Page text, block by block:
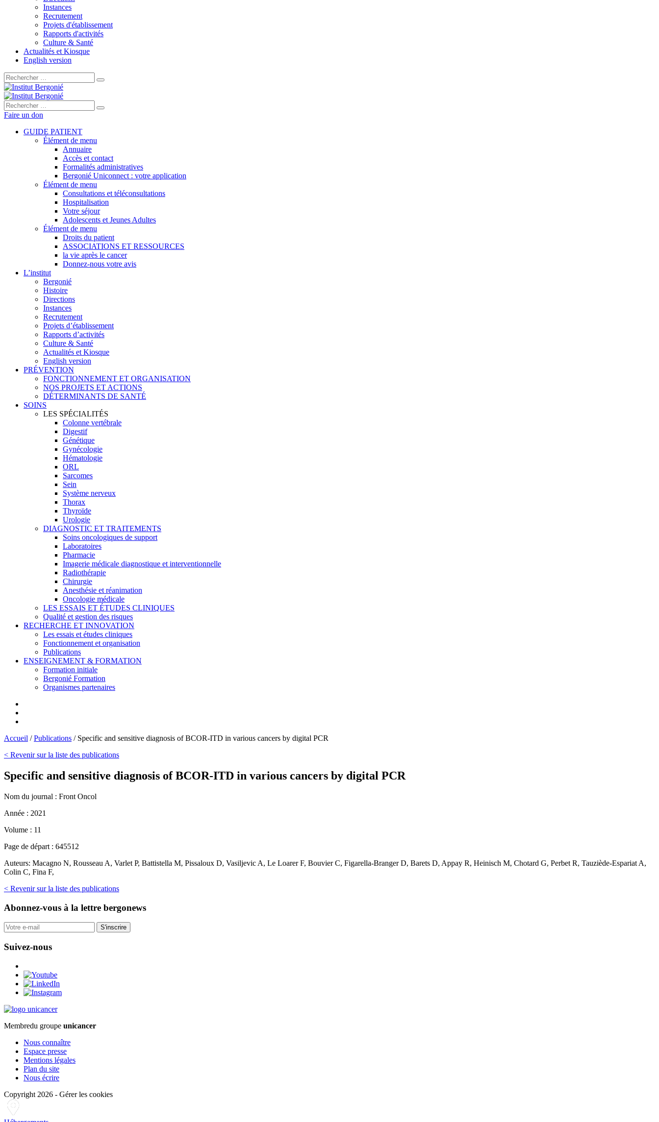
Instances
Recrutement
Projets d'établissement
Rapports d'activités
Culture & Santé
Actualités et Kiosque
English version
Rechercher :
Rechercher :
Faire un don
GUIDE PATIENT
Élément de menu
Annuaire
Accès et contact
Formalités administratives
Bergonié Uniconnect : votre application
Élément de menu
Consultations et téléconsultations
Hospitalisation
Votre séjour
Adolescents et Jeunes Adultes
Élément de menu
Droits du patient
ASSOCIATIONS ET RESSOURCES
la vie après le cancer
Donnez-nous votre avis
L’institut
Bergonié
Histoire
Directions
Instances
Recrutement
Projets d’établissement
Rapports d’activités
Culture & Santé
Actualités et Kiosque
English version
PRÉVENTION
FONCTIONNEMENT ET ORGANISATION
NOS PROJETS ET ACTIONS
DÉTERMINANTS DE SANTÉ
SOINS
LES SPÉCIALITÉS
Colonne vertébrale
Digestif
Génétique
Gynécologie
Hématologie
ORL
Sarcomes
Sein
Système nerveux
Thorax
Thyroïde
Urologie
DIAGNOSTIC ET TRAITEMENTS
Soins oncologiques de support
Laboratoires
Pharmacie
Imagerie médicale diagnostique et interventionnelle
Radiothérapie
Chirurgie
Anesthésie et réanimation
Oncologie médicale
LES ESSAIS ET ÉTUDES CLINIQUES
Qualité et gestion des risques
RECHERCHE ET INNOVATION
Les essais et études cliniques
Fonctionnement et organisation
Publications
ENSEIGNEMENT & FORMATION
Formation initiale
Bergonié Formation
Organismes partenaires
Accueil /Publications / Specific and sensitive diagnosis of BCOR-ITD in various cancers by digital PCR
< Revenir sur la liste des publications
Specific and sensitive diagnosis of BCOR-ITD in various cancers by digital PCR
Nom du journal : Front Oncol
Année : 2021
Volume : 11
Page de départ : 645512
Auteurs: Macagno N, Rousseau A, Varlet P, Battistella M, Pissaloux D, Vasiljevic A, Le Loarer F, Bouvier C, Figarella-Branger D, Barets D, Appay R, Heinisch M, Chotard G, Perbet R, Tauziède-Espariat A,
Colin C, Fina F,
< Revenir sur la liste des publications
Abonnez-vous à la lettre bergonews
S'inscrire
Suivez-nous
Membredu groupe unicancer
Nous connaître
Espace presse
Mentions légales
Plan du site
Nous écrire
Copyright 2026 - Gérer les cookies